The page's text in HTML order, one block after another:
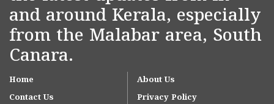
and around Kerala, especially
from the Malabar area, South
Canara.
Home
About Us
Contact Us
Privacy Policy